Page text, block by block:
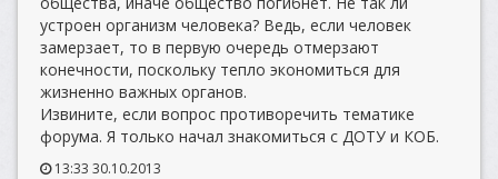
устроен организм человека? Ведь, если человек
замерзает, то в первую очередь отмерзают
конечности, поскольку тепло экономиться для
жизненно важных органов.
Извините, если вопрос противоречить тематике
форума. Я только начал знакомиться с ДОТУ и КОБ.
13:33 30.10.2013